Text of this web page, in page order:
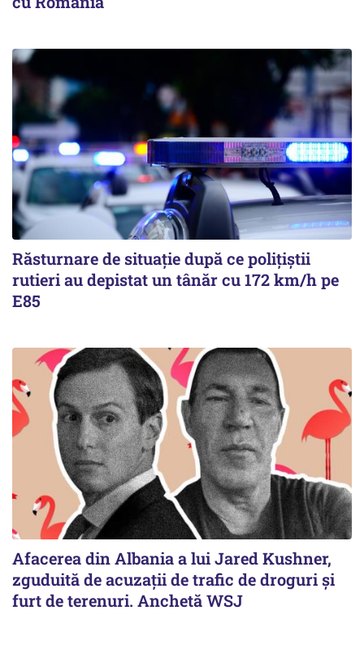
Răsturnare de situație după ce polițiștii
rutieri au depistat un tânăr cu 172 km/h pe
E85
Afacerea din Albania a lui Jared Kushner,
zguduită de acuzații de trafic de droguri și
furt de terenuri. Anchetă WSJ